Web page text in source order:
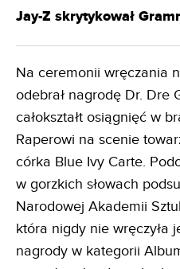
Jay-Z skrytykował
Na ceremonii wręczania
odebrał nagrodę Dr. Dre
całokształt osiągnięć w
Raperowi na scenie
córka Blue Ivy Carte.
w gorzkich słowach
Narodowej Akademii
która nigdy nie wręczyła
nagrody w kategorii